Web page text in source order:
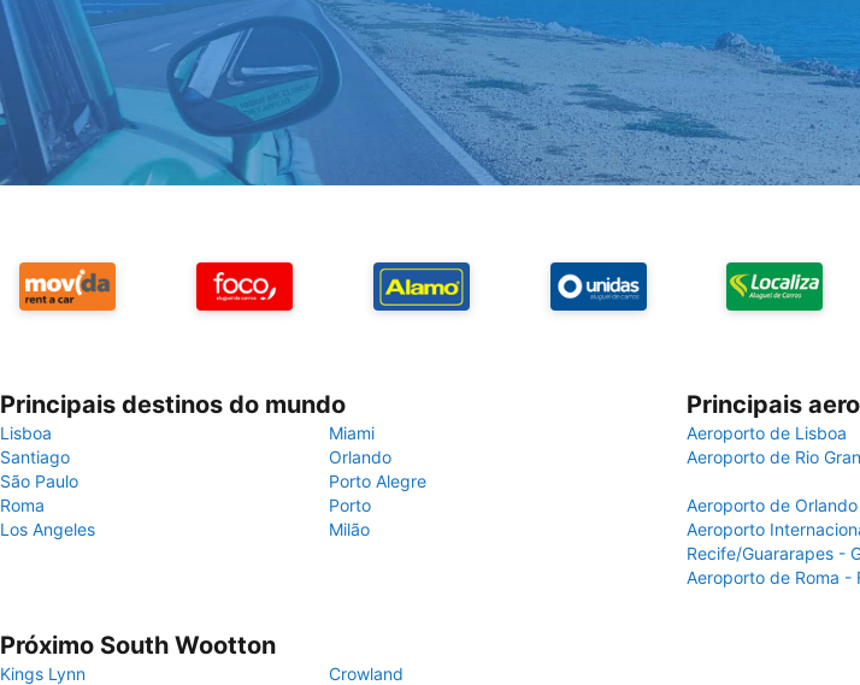
Principais destinos do mundo
Lisboa
Miami
Santiago
Orlando
São Paulo
Porto Alegre
Roma
Porto
Los Angeles
Milão
Principais
Aeroporto de Lisboa
Aeroporto de Rio
Aeroporto de Orlando
Aeroporto
Recife/Guararapes -
Aeroporto de Roma -
Próximo South Wootton
Kings Lynn Crowland